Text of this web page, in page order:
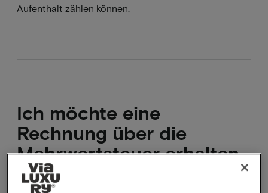
Aufenthalt zählen können.
Ich möchte eine
Rechnung über die
Mehrwertsteuer erhalten
Wir versenden keine Rechnungen zusätzlich zu der